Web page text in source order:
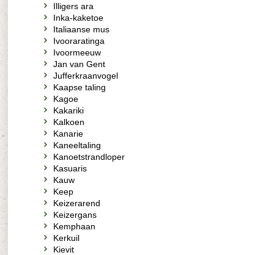
Illigers ara
Inka-kaketoe
Italiaanse mus
Ivooraratinga
Ivoormeeuw
Jan van Gent
Jufferkraanvogel
Kaapse taling
Kagoe
Kakariki
Kalkoen
Kanarie
Kaneeltaling
Kanoetstrandloper
Kasuaris
Kauw
Keep
Keizerarend
Keizergans
Kemphaan
Kerkuil
Kievit